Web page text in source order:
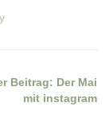
Beitrag: Der Mai
mit instagram